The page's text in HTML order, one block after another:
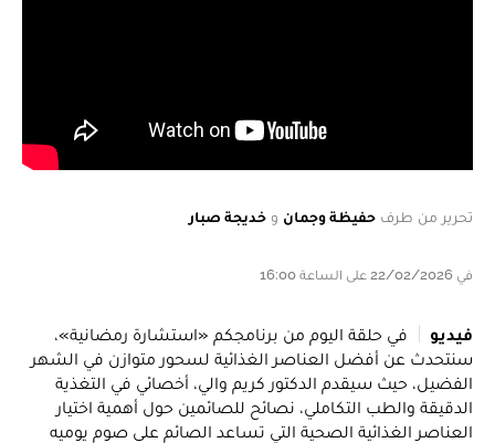
تحرير من طرف حفيظة وجمان و خديجة صبار
في 22/02/2026 على الساعة 16:00
فيديو
في حلقة اليوم من برنامجكم «استشارة رمضانية»،
سنتحدث عن أفضل العناصر الغذائية لسحور متوازن في الشهر
الفضيل، حيث سيقدم الدكتور كريم والي، أخصائي في التغذية
الدقيقة والطب التكاملي، نصائح للصائمين حول أهمية اختيار
العناصر الغذائية الصحية التي تساعد الصائم على صوم يوميه